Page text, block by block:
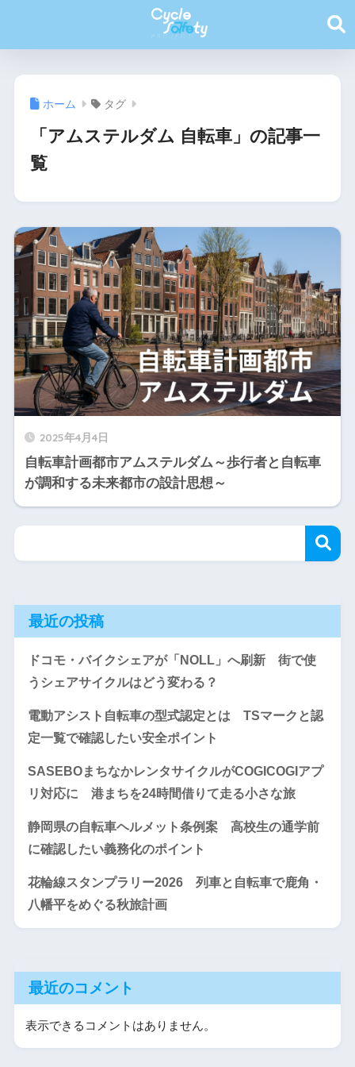
ホーム タグ
「アムステルダム 自転車」の記事一
覧
2025年4月4日
自転車計画都市アムステルダム～歩行者と自転車
が調和する未来都市の設計思想～
最近の投稿
ドコモ・バイクシェアが「NOLL」へ刷新 街で使
うシェアサイクルはどう変わる？
電動アシスト自転車の型式認定とは TSマークと認
定一覧で確認したい安全ポイント
SASEBOまちなかレンタサイクルがCOGICOGIアプ
リ対応に 港まちを24時間借りて走る小さな旅
静岡県の自転車ヘルメット条例案 高校生の通学前
に確認したい義務化のポイント
花輪線スタンプラリー2026 列車と自転車で鹿角・
八幡平をめぐる秋旅計画
最近のコメント
表示できるコメントはありません。